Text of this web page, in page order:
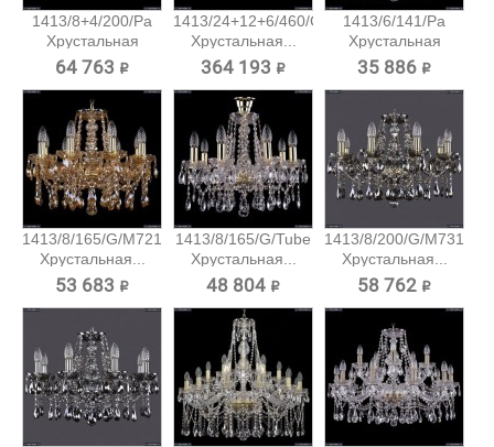
1413/8+4/200/Pa
Хрустальная
подвесная...
64 763 ₽
1413/24+12+6/460/G
Хрустальная...
364 193 ₽
1413/6/141/Pa
Хрустальная
подвесная...
35 886 ₽
1413/8/165/G/M721
Хрустальная...
53 683 ₽
1413/8/165/G/Tube
Хрустальная...
48 804 ₽
1413/8/200/G/M731
Хрустальная...
58 762 ₽